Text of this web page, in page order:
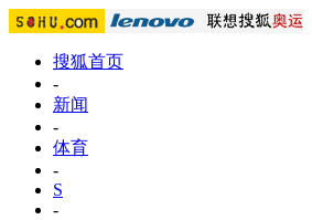
搜狐首页
-
新闻
-
体育
-
S
-